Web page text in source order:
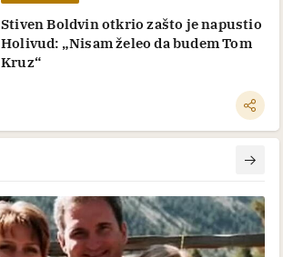
Stiven Boldvin otkrio zašto je napustio
Holivud: „Nisam želeo da budem Tom
Kruz“